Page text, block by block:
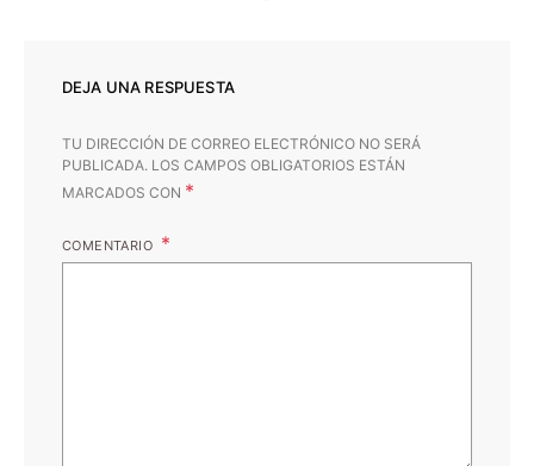
DEJA UNA RESPUESTA
TU DIRECCIÓN DE CORREO ELECTRÓNICO NO SERÁ
PUBLICADA. LOS CAMPOS OBLIGATORIOS ESTÁN
MARCADOS CON *
COMENTARIO